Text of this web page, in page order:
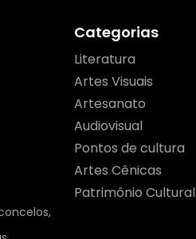
Categorias
Literatura
Artes Visuais
Artesanato
Audiovisual
Pontos de cultura
Artes Cênicas
Patrimônio Cultural